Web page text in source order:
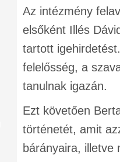
Az intézmény
elsőként Illés
tartott
felelősség, a
tanulnak igazán.
Ezt követően
történetét, amit
bárányaira, illetve